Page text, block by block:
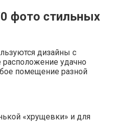
фото стильных
дизайны с
удачно
помещение разной
«хрущевки» и для